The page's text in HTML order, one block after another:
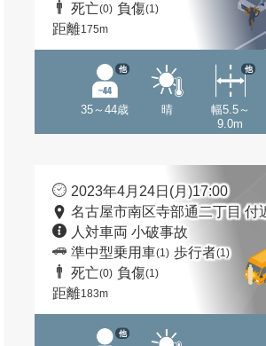
死亡(0) 負傷(1)
距離175m
35～44歳
他
晴
幅5.5～
9.0m
他
2023年4月24日(月)17:00
名古屋市南区寺部通二丁目 付
人対車両 小破事故
準中型乗用車(1) 歩行者(1)
死亡(0) 負傷(1)
距離183m
他